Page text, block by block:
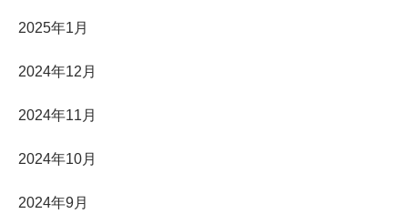
2025年1月
2024年12月
2024年11月
2024年10月
2024年9月